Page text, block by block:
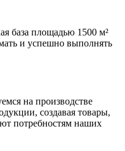
база площадью 1500 м²
и успешно выполнять
на производстве
создавая товары,
потребностям наших